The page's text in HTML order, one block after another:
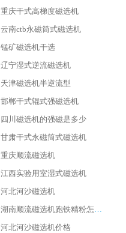
重庆干式高梯度磁选机
云南ctb永磁筒式磁选机
锰矿磁选机干选
辽宁湿式逆流磁选机
天津磁选机半逆流型
邯郸干式辊式强磁选机
四川磁选机的强磁是多少
甘肃干式永磁筒式磁选机
重庆顺流磁选机
江西实验用室湿式磁选机
河北河沙磁选机
湖南顺流磁选机跑铁精粉怎么处理
河北河沙磁选机价格